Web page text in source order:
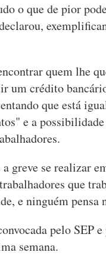
o que de pior
quem lhe
um crédito
que está
e a
greve se realizar
que
e ninguém pensa
pelo SEP
semana.